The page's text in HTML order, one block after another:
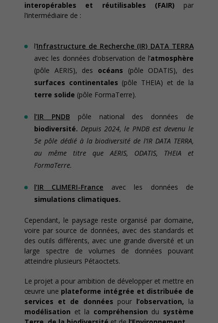
interopérables et réutilisables (FAIR) par
l’intermédiaire de :
l’Infrastructure de Recherche (IR) DATA TERRA
avec les données d’observation de l’atmosphère
(pôle AERIS), des océans (pôle ODATIS), des
surfaces continentales (pôle THEIA) et de la
terre solide (pôle FormaTerre).
l’IR PNDB pôle national des données de
biodiversité. Depuis 2024, le PNDB est devenu le
5e pôle dédié à la biodiversité de l’IR DATA TERRA,
au même titre que AERIS, ODATIS, THEIA et
FormaTerre.
l’IR CLIMERI-France avec les données de
simulations climatiques.
Cependant, le paysage reste organisé par domaine,
voire par source de données, avec des standards et
des outils différents, avec une grande diversité et un
large spectre de volumes de données pouvant
atteindre plusieurs Pétaoctets.
Le projet a pour ambition de développer et mettre en
œuvre une plateforme intégrée et distribuée de
services et de données pour l’observation, la
modélisation et la compréhension du système